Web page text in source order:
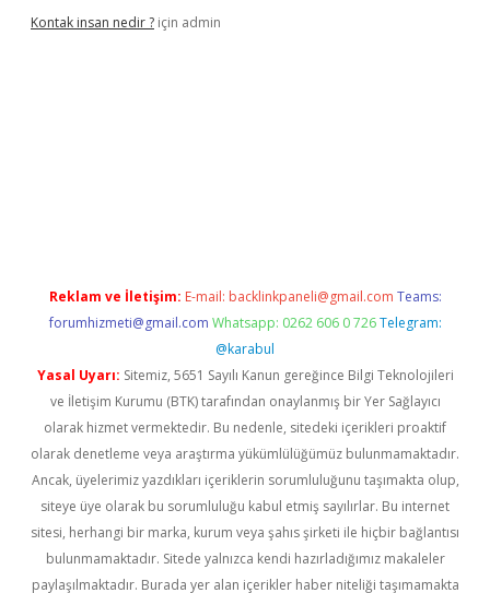
Kontak insan nedir ? için admin
Reklam ve İletişim: E-mail: backlinkpaneli@gmail.com Teams:
forumhizmeti@gmail.com Whatsapp: 0262 606 0 726 Telegram:
@karabul
Yasal Uyarı: Sitemiz, 5651 Sayılı Kanun gereğince Bilgi Teknolojileri
ve İletişim Kurumu (BTK) tarafından onaylanmış bir Yer Sağlayıcı
olarak hizmet vermektedir. Bu nedenle, sitedeki içerikleri proaktif
olarak denetleme veya araştırma yükümlülüğümüz bulunmamaktadır.
Ancak, üyelerimiz yazdıkları içeriklerin sorumluluğunu taşımakta olup,
siteye üye olarak bu sorumluluğu kabul etmiş sayılırlar. Bu internet
sitesi, herhangi bir marka, kurum veya şahıs şirketi ile hiçbir bağlantısı
bulunmamaktadır. Sitede yalnızca kendi hazırladığımız makaleler
paylaşılmaktadır. Burada yer alan içerikler haber niteliği taşımamakta